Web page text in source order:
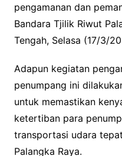
pengamanan dan
Bandara Tjilik Riwut
Tengah, Selasa (17/3/
Adapun kegiatan
penumpang ini
untuk memastikan
ketertiban para
transportasi udara
Palangka Raya.